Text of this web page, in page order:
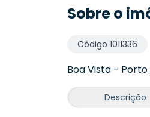
Sobre o
Código 1011336
Boa Vista -
Descrição